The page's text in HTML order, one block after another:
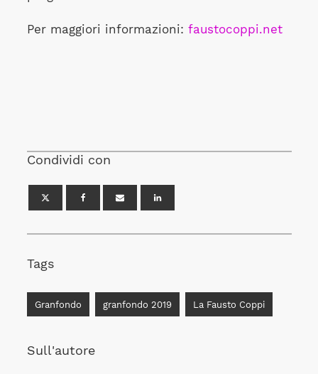
Per maggiori informazioni: faustocoppi.net
Condividi con
Tags
Granfondo granfondo 2019 La Fausto Coppi
Sull'autore